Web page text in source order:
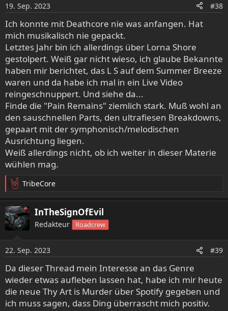
n
e
n
:
19. Sep. 2023 #38
Ich konnte mit Deathcore nie was anfangen. Hat
mich musikalisch nie gepackt.
Letztes Jahr bin ich allerdings über Lorna Shore
gestolpert. Weiß gar nicht wieso, ich glaube Bekannte
haben mir berichtet, das L S auf dem Summer Breeze
waren und da habe ich mal in ein Live Video
reingeschnuppert. Und siehe da...
Finde die "Pain Remains" ziemlich stark. Muß wohl an
den sauschnellen Parts, den ultrafiesen Breakdowns,
gepaart mit der symphonisch/melodischen
Ausrichtung liegen.
Weiß allerdings nicht, ob ich weiter in dieser Materie
wühlen mag.
R
e
a
k
t
n
e
n
:
TribeCore
InTheSignOfEvil
Redakteur Roadcrew
22. Sep. 2023 #39
Da dieser Thread mein Interesse an das Genre
wieder etwas aufleben lassen hat, habe ich mir heute
die neue Thy Art is Murder über Spotify gegeben und
ich muss sagen, dass Ding überrascht mich positiv.